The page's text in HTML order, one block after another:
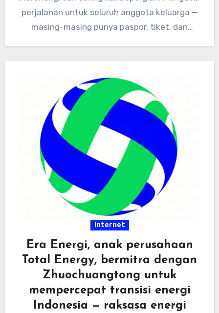
perjalanan untuk seluruh anggota keluarga —
masing-masing punya paspor, tiket, dan
Internet
Era Energi, anak perusahaan
Total Energy, bermitra dengan
Zhuochuangtong untuk
mempercepat transisi energi
Indonesia — raksasa energi